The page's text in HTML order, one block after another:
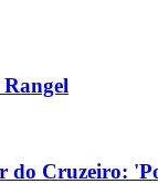
do Cruzeiro: